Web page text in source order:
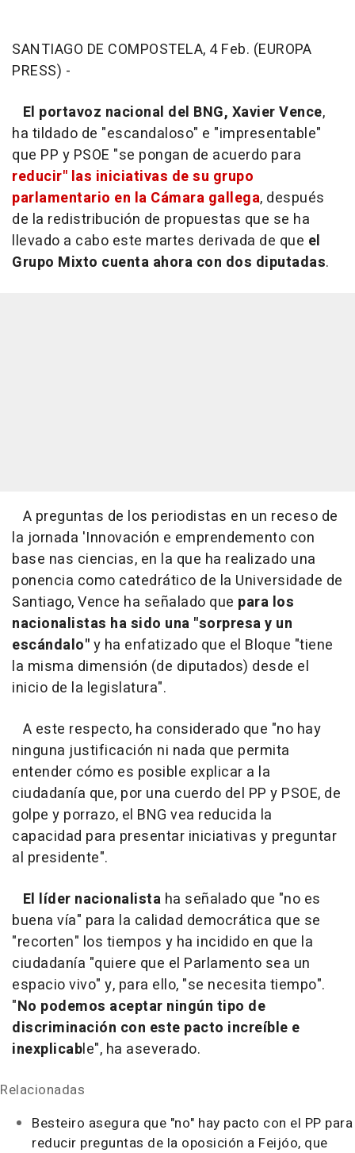
SANTIAGO DE COMPOSTELA, 4 Feb. (EUROPA
PRESS) -
El portavoz nacional del BNG, Xavier Vence,
ha tildado de "escandaloso" e "impresentable"
que PP y PSOE "se pongan de acuerdo para
reducir" las iniciativas de su grupo
parlamentario en la Cámara gallega, después
de la redistribución de propuestas que se ha
llevado a cabo este martes derivada de que el
Grupo Mixto cuenta ahora con dos diputadas.
A preguntas de los periodistas en un receso de
la jornada 'Innovación e emprendemento con
base nas ciencias, en la que ha realizado una
ponencia como catedrático de la Universidade de
Santiago, Vence ha señalado que para los
nacionalistas ha sido una "sorpresa y un
escándalo"y ha enfatizado que el Bloque "tiene
la misma dimensión (de diputados) desde el
inicio de la legislatura".
A este respecto, ha considerado que "no hay
ninguna justificación ni nada que permita
entender cómo es posible explicar a la
ciudadanía que, por una cuerdo del PP y PSOE, de
golpe y porrazo, el BNG vea reducida la
capacidad para presentar iniciativas y preguntar
al presidente".
El líder nacionalista ha señalado que "no es
buena vía" para la calidad democrática que se
"recorten" los tiempos y ha incidido en que la
ciudadanía "quiere que el Parlamento sea un
espacio vivo" y, para ello, "se necesita tiempo".
"No podemos aceptar ningún tipo de
discriminación con este pacto increíble e
inexplicable", ha aseverado.
Relacionadas
Besteiro asegura que "no" hay pacto con el PP para
reducir preguntas de la oposición a Feijóo, que